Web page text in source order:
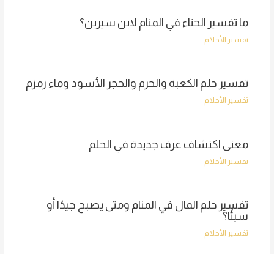
ما تفسير الحناء في المنام لابن سيرين؟
تفسير الأحلام
تفسير حلم الكعبة والحرم والحجر الأسود وماء زمزم
تفسير الأحلام
معنى اكتشاف غرف جديدة في الحلم
تفسير الأحلام
تفسير حلم المال في المنام ومتى يصبح جيدًا أو
سيئًا؟
تفسير الأحلام